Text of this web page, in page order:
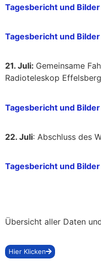
Tagesbericht und Bilder
Tagesbericht und Bilder
21. Juli: Gemeinsame
Radioteleskop Effelsberg
Tagesbericht und Bilder
22. Juli: Abschluss des
Tagesbericht und Bilder
Übersicht aller Daten
Hier Klicken